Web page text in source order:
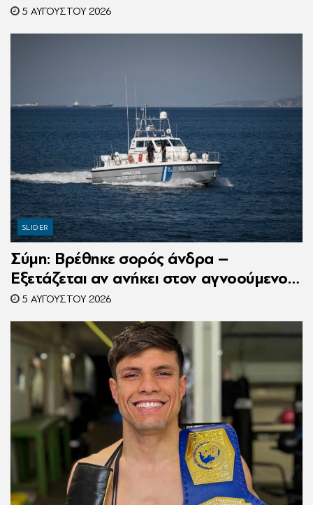
κανονικά με 216 πελάτες – Συνελήφθη η
συνιδιοκτήτρια
5 ΑΥΓΟΎΣΤΟΥ 2026
SLIDER
Σύμη: Βρέθηκε σορός άνδρα –
Εξετάζεται αν ανήκει στον αγνοούμενο
Γερμανό τουρίστα
5 ΑΥΓΟΎΣΤΟΥ 2026